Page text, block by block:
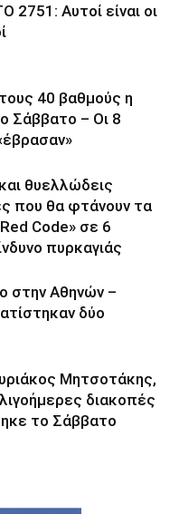
Αυτοί είναι οι
40 βαθμούς η
Σάββατο – Οι 8
θυελλώδεις
που θα φτάνουν τα
Code» σε 6
πυρκαγιάς
στην Αθηνών –
δύο
Μητσοτάκης,
διακοπές
το Σάββατο